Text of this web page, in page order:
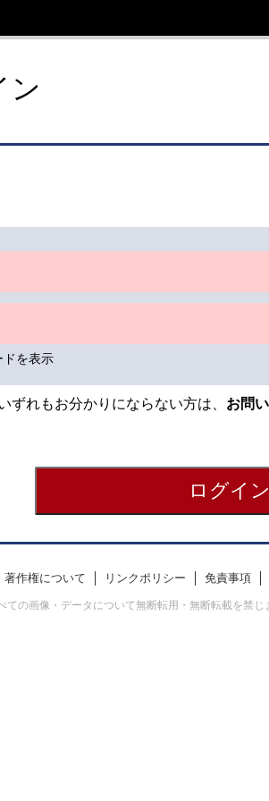
イト
ン
ドを表示
れもお分かりにならない方は、 お問
著作権について リンクポリシー 免責事項
の画像・データについて無断転用・無断転載を禁じ